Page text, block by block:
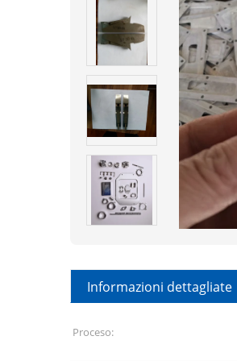
Informazioni dettagliate
Proceso: